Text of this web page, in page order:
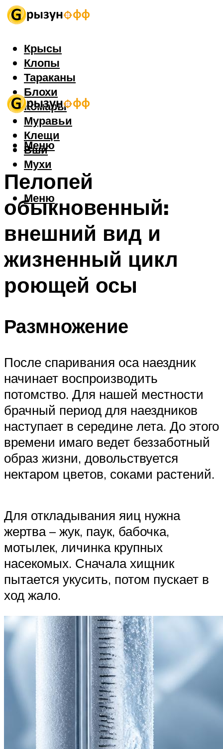
Крысы
Клопы
Тараканы
Блохи
Комары
Муравьи
Клещи
Вши
Мухи
Меню
Меню
Пелопей
обыкновенный:
внешний вид и
жизненный цикл
роющей осы
Размножение
После спаривания оса наездник
начинает воспроизводить
потомство. Для нашей местности
брачный период для наездников
наступает в середине лета. До этого
времени имаго ведет беззаботный
образ жизни, довольствуется
нектаром цветов, соками растений.
Для откладывания яиц нужна
жертва – жук, паук, бабочка,
мотылек, личинка крупных
насекомых. Сначала хищник
пытается укусить, потом пускает в
ход жало.